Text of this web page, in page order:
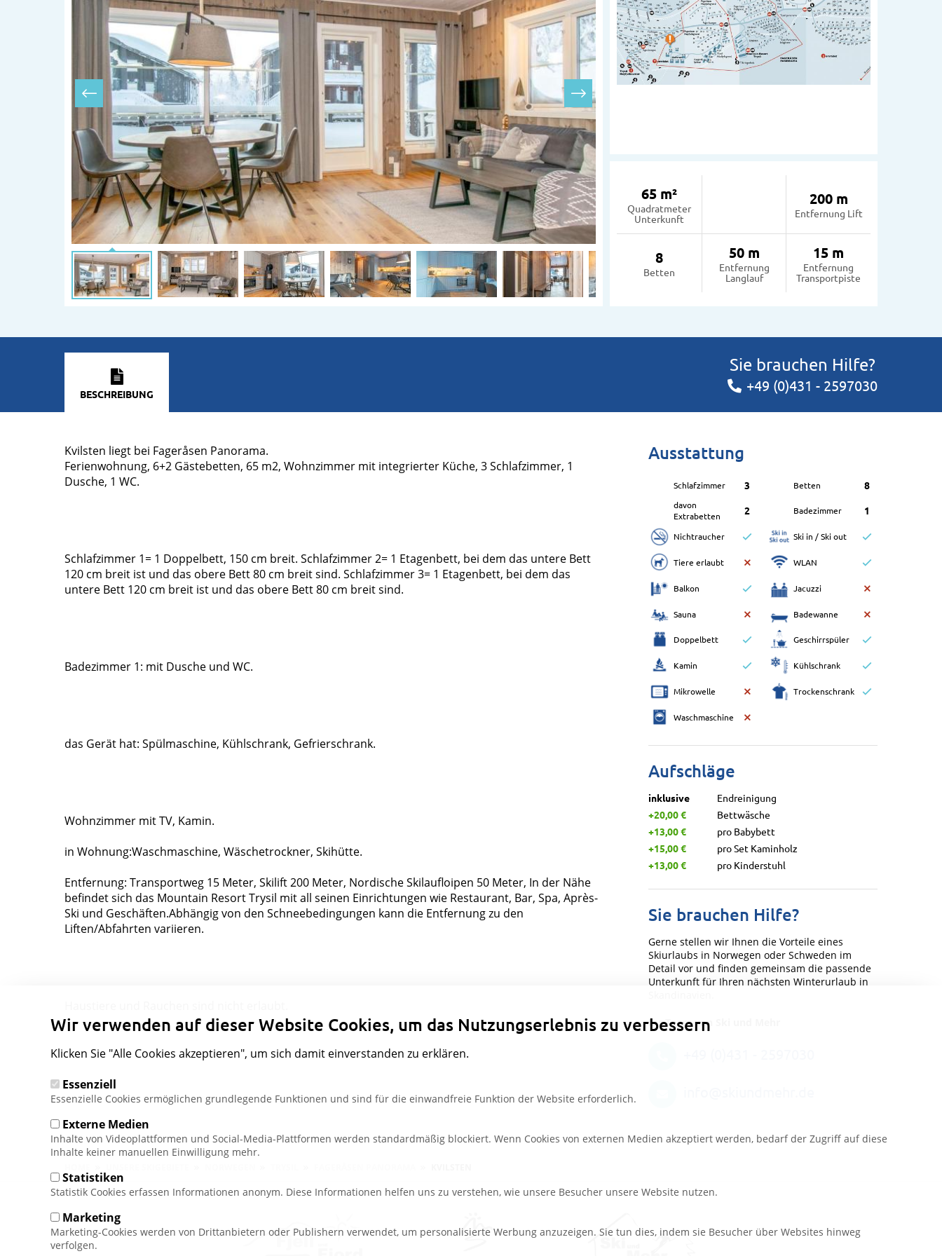
65 m²
Quadratmeter
Unterkunft
200 m
Entfernung Lift
8
Betten
50 m
Entfernung
Langlauf
15 m
Entfernung
Transportpiste
BESCHREIBUNG
Sie brauchen Hilfe?
+49 (0)431 - 2597030
Kvilsten liegt bei Fageråsen Panorama.
Ferienwohnung, 6+2 Gästebetten, 65 m2, Wohnzimmer mit integrierter Küche, 3 Schlafzimmer, 1
Dusche, 1 WC.
Schlafzimmer 1= 1 Doppelbett, 150 cm breit. Schlafzimmer 2= 1 Etagenbett, bei dem das untere Bett
120 cm breit ist und das obere Bett 80 cm breit sind. Schlafzimmer 3= 1 Etagenbett, bei dem das
untere Bett 120 cm breit ist und das obere Bett 80 cm breit sind.
Badezimmer 1: mit Dusche und WC.
das Gerät hat: Spülmaschine, Kühlschrank, Gefrierschrank.
Wohnzimmer mit TV, Kamin.
in Wohnung:Waschmaschine, Wäschetrockner, Skihütte.
Entfernung: Transportweg 15 Meter, Skilift 200 Meter, Nordische Skilaufloipen 50 Meter, In der Nähe
befindet sich das Mountain Resort Trysil mit all seinen Einrichtungen wie Restaurant, Bar, Spa, Après-
Ski und Geschäften.Abhängig von den Schneebedingungen kann die Entfernung zu den
Liften/Abfahrten variieren.
Ausstattung
Schlafzimmer 3 Betten 8
davon
Extrabetten
2 Badezimmer 1
Nichtraucher Ski in / Ski out
Tiere erlaubt WLAN
Balkon Jacuzzi
Sauna Badewanne
Doppelbett Geschirrspüler
Kamin Kühlschrank
Mikrowelle Trockenschrank
Waschmaschine
Aufschläge
inklusive
Endreinigung
+20,00 €
Bettwäsche
+13,00 €
pro Babybett
+15,00 €
pro Set Kaminholz
+13,00 €
pro Kinderstuhl
Sie brauchen Hilfe?
Gerne stellen wir Ihnen die Vorteile eines
Skiurlaubs in Norwegen oder Schweden im
Detail vor und finden gemeinsam die passende
Unterkunft für Ihren nächsten Winterurlaub in
Ihr Team von Ski und Mehr
Pfadnavigation
Wir verwenden auf dieser Website Cookies, um das Nutzungserlebnis zu verbessern
Klicken Sie "Alle Cookies akzeptieren", um sich damit einverstanden zu erklären.
Essenziell
Essenzielle Cookies ermöglichen grundlegende Funktionen und sind für die einwandfreie Funktion der Website erforderlich.
Externe Medien
Inhalte von Videoplattformen und Social-Media-Plattformen werden standardmäßig blockiert. Wenn Cookies von externen Medien akzeptiert werden, bedarf der Zugriff auf diese
Inhalte keiner manuellen Einwilligung mehr.
Statistiken
Statistik Cookies erfassen Informationen anonym. Diese Informationen helfen uns zu verstehen, wie unsere Besucher unsere Website nutzen.
Marketing
Marketing-Cookies werden von Drittanbietern oder Publishern verwendet, um personalisierte Werbung anzuzeigen. Sie tun dies, indem sie Besucher über Websites hinweg
verfolgen.